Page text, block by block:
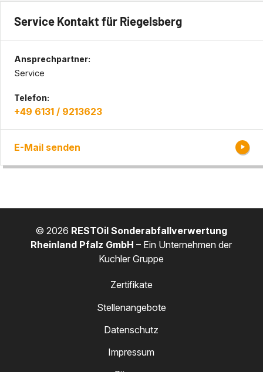
Service Kontakt für Riegelsberg
Ansprechpartner:
Service
Telefon:
+49 6131 / 9213623
E-Mail senden
© 2026 RESTOil Sonderabfallverwertung
Rheinland Pfalz GmbH – Ein Unternehmen der
Kuchler Gruppe
Zertifikate
Stellenangebote
Datenschutz
Impressum